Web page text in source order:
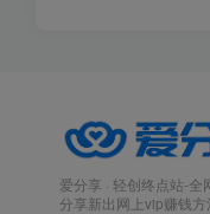
爱分享 · 轻创终点站-
分享新出网上vip赚钱